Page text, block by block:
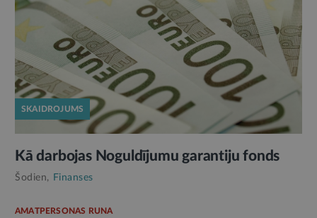
SKAIDROJUMS
Kā darbojas Noguldījumu garantiju fonds
Šodien, Finanses
AMATPERSONAS RUNA